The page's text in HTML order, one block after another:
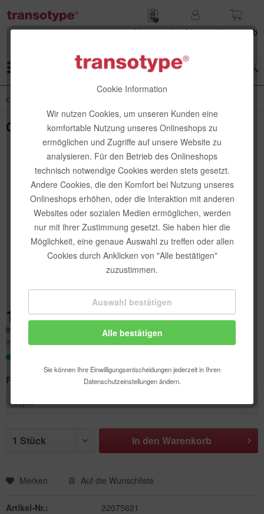
Merk­zettel
Mein
Waren­korb
Cookie Information
Wir nutzen Cookies, um unseren Kunden eine
komfortable Nutzung unseres Onlineshops zu
ermöglichen und Zugriffe auf unsere Website zu
analysieren. Für den Betrieb des Onlineshops
technisch notwendige Cookies werden stets gesetzt.
Andere Cookies, die den Komfort bei Nutzung unseres
Onlineshops erhöhen, oder die Interaktion mit anderen
Websites oder sozialen Medien ermöglichen, werden
nur mit ihrer Zustimmung gesetzt. Sie haben hier die
Möglichkeit, eine genaue Auswahl zu treffen oder allen
Cookies durch Anklicken von "Alle bestätigen"
zuzustimmen.
Technisch erforderlich
Komfortfunktionen
Auswahl bestätigen
Alle bestätigen
Sie können Ihre Einwilligungsentscheidungen jederzeit in Ihren
Datenschutzeinstellungen ändern.
Copic Multiliner Set, farbig, 4 Stk.
15,35 € *
Inhalt:
inkl. MwSt.
Farbe:
In den Warenkorb
Merken Auf die Wunschliste
Artikel-Nr.: 22075621